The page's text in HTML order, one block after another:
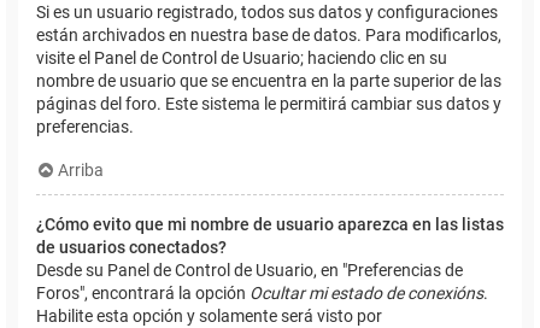
Si es un usuario registrado, todos sus datos y configuraciones
están archivados en nuestra base de datos. Para modificarlos,
visite el Panel de Control de Usuario; haciendo clic en su
nombre de usuario que se encuentra en la parte superior de las
páginas del foro. Este sistema le permitirá cambiar sus datos y
preferencias.
Arriba
¿Cómo evito que mi nombre de usuario aparezca en las listas
de usuarios conectados?
Desde su Panel de Control de Usuario, en "Preferencias de
Foros", encontrará la opción Ocultar mi estado de conexións.
Habilite esta opción y solamente será visto por